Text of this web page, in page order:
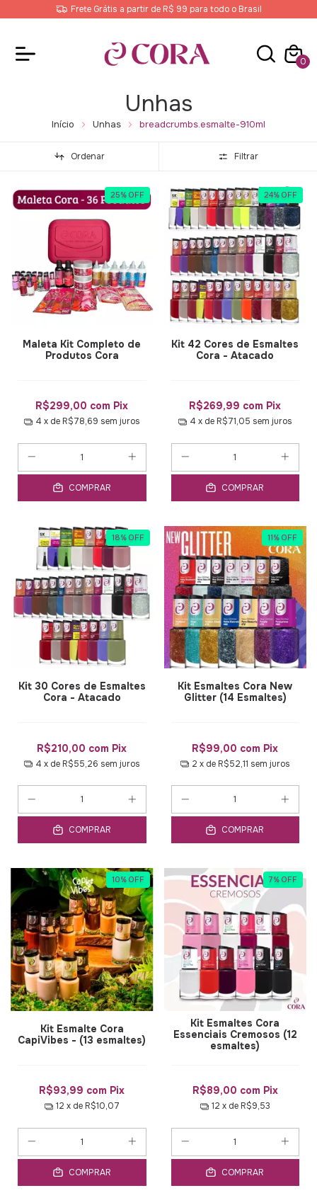
Frete Grátis a partir de R$ 99 para todo o Brasil
0
Unhas
Início Unhas breadcrumbs.esmalte-910ml
Ordenar Filtrar
25% OFF
Maleta Kit Completo de
Produtos Cora
R$299,00 com Pix
4 x de R$78,69 sem juros
COMPRAR
24% OFF
Kit 42 Cores de Esmaltes
Cora - Atacado
R$269,99 com Pix
4 x de R$71,05 sem juros
COMPRAR
18% OFF
Kit 30 Cores de Esmaltes
Cora - Atacado
R$210,00 com Pix
4 x de R$55,26 sem juros
COMPRAR
11% OFF
Kit Esmaltes Cora New
Glitter (14 Esmaltes)
R$99,00 com Pix
2 x de R$52,11 sem juros
COMPRAR
10% OFF
Kit Esmalte Cora
CapiVibes - (13 esmaltes)
R$93,99 com Pix
12 x de R$10,07
COMPRAR
7% OFF
Kit Esmaltes Cora
Essenciais Cremosos (12
esmaltes)
R$89,00 com Pix
12 x de R$9,53
COMPRAR